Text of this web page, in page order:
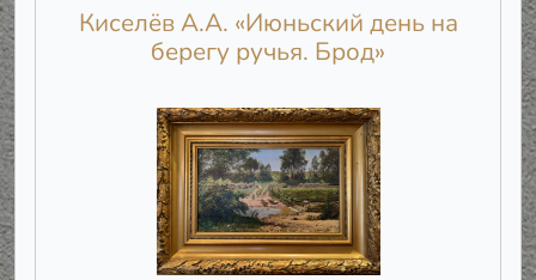
Киселёв А.А. «Июньский день на
берегу ручья. Брод»